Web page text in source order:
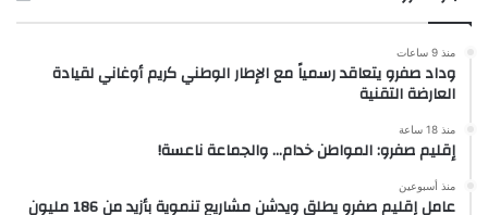
منذ 9 ساعات
وداد صفرو يتعاقد رسمياً مع الإطار الوطني كريم أوغاني لقيادة
العارضة التقنية
منذ 18 ساعة
إقليم صفرو: المواطن خدام… والجماعة ناعسة!
منذ أسبوعين
عامل إقليم صفرو يطلق ويدشن مشاريع تنموية بأزيد من 186 مليون